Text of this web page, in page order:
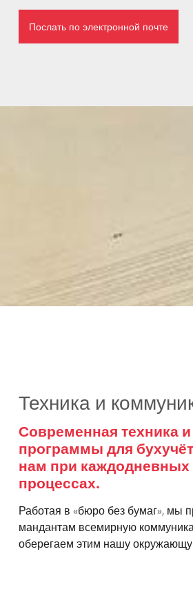
Послать по электронной почте
Техника и
Современная техника
программы для
нам при
процессах.
Работая в «бюро без бумаг», мы
мандантам всемирную
оберегаем этим нашу